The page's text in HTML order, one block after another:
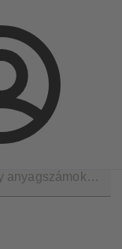
Bejelentkezés
Termékek keresése